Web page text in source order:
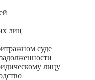
лиц
суде
лицу